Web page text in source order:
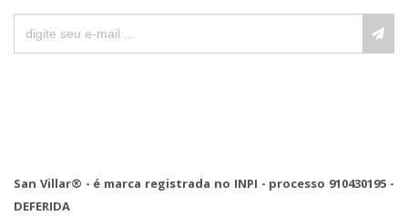
San Villar® - é marca registrada no INPI - processo 910430195 -
DEFERIDA